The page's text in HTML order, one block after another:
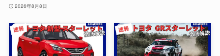
2026年8月8日